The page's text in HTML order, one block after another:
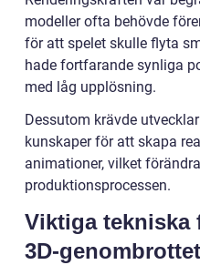
modeller ofta behövde
för att spelet skulle flyta
hade fortfarande synliga
med låg upplösning.
Dessutom krävde
kunskaper för att skapa
animationer, vilket
produktionsprocessen.
Viktiga tekniska
3D-genombrottet